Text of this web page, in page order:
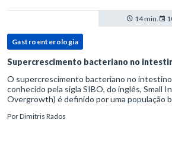
14 min.
Gastroenterologia
Supercrescimento bacteriano no
O supercrescimento bacteriano no intestino
conhecido pela sigla SIBO, do inglês, Small
Overgrowth) é definido por uma população
PorDimitris Rados